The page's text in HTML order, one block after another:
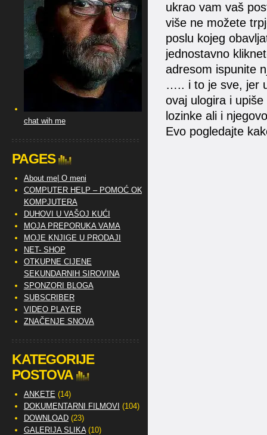
ukrao vam vaš
više ne možete
poslu kojeg
jednostavno
adresom ispunite
….. i to je sve, jer
ovaj ulogira i
lozinke ali i
Evo pogledajte
chat wih me
PAGES
About me| O meni
COMPUTER HELP – POMOĆ OKO
KOMPJUTERA
DUHOVI U VAŠOJ KUĆI
MOJA PREPORUKA VAMA
MOJE KNJIGE U PRODAJI
NET- SHOP
OTKUPNE CIJENE
SEKUNDARNIH SIROVINA
SPONZORI BLOGA
SUBSCRIBER
VIDEO PLAYER
ZNAČENJE SNOVA
KATEGORIJE
POSTOVA
ANKETE (14)
DOKUMENTARNI FILMOVI (104)
DOWNLOAD(23)
GALERIJA SLIKA(10)